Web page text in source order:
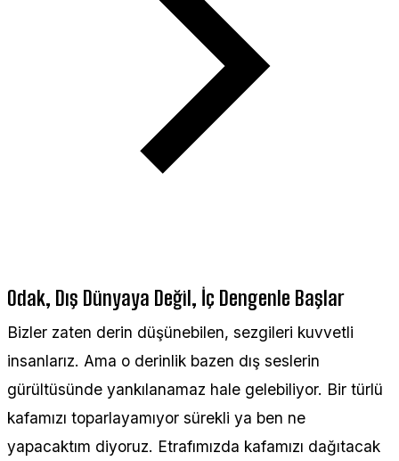
Odak, Dış Dünyaya Değil, İç Dengenle Başlar
Bizler zaten derin düşünebilen, sezgileri kuvvetli
insanlarız. Ama o derinlik bazen dış seslerin
gürültüsünde yankılanamaz hale gelebiliyor. Bir türlü
kafamızı toparlayamıyor sürekli ya ben ne
yapacaktım diyoruz. Etrafımızda kafamızı dağıtacak